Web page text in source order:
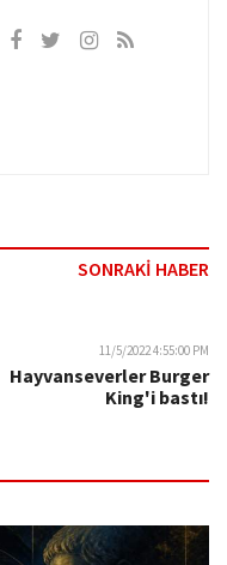
SONRAKİ HABER
11/5/2022 4:55:00 PM
Hayvanseverler Burger
King'i bastı!